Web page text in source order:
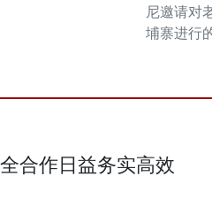
尼邀请对
埔寨进行
合作日益务实高效